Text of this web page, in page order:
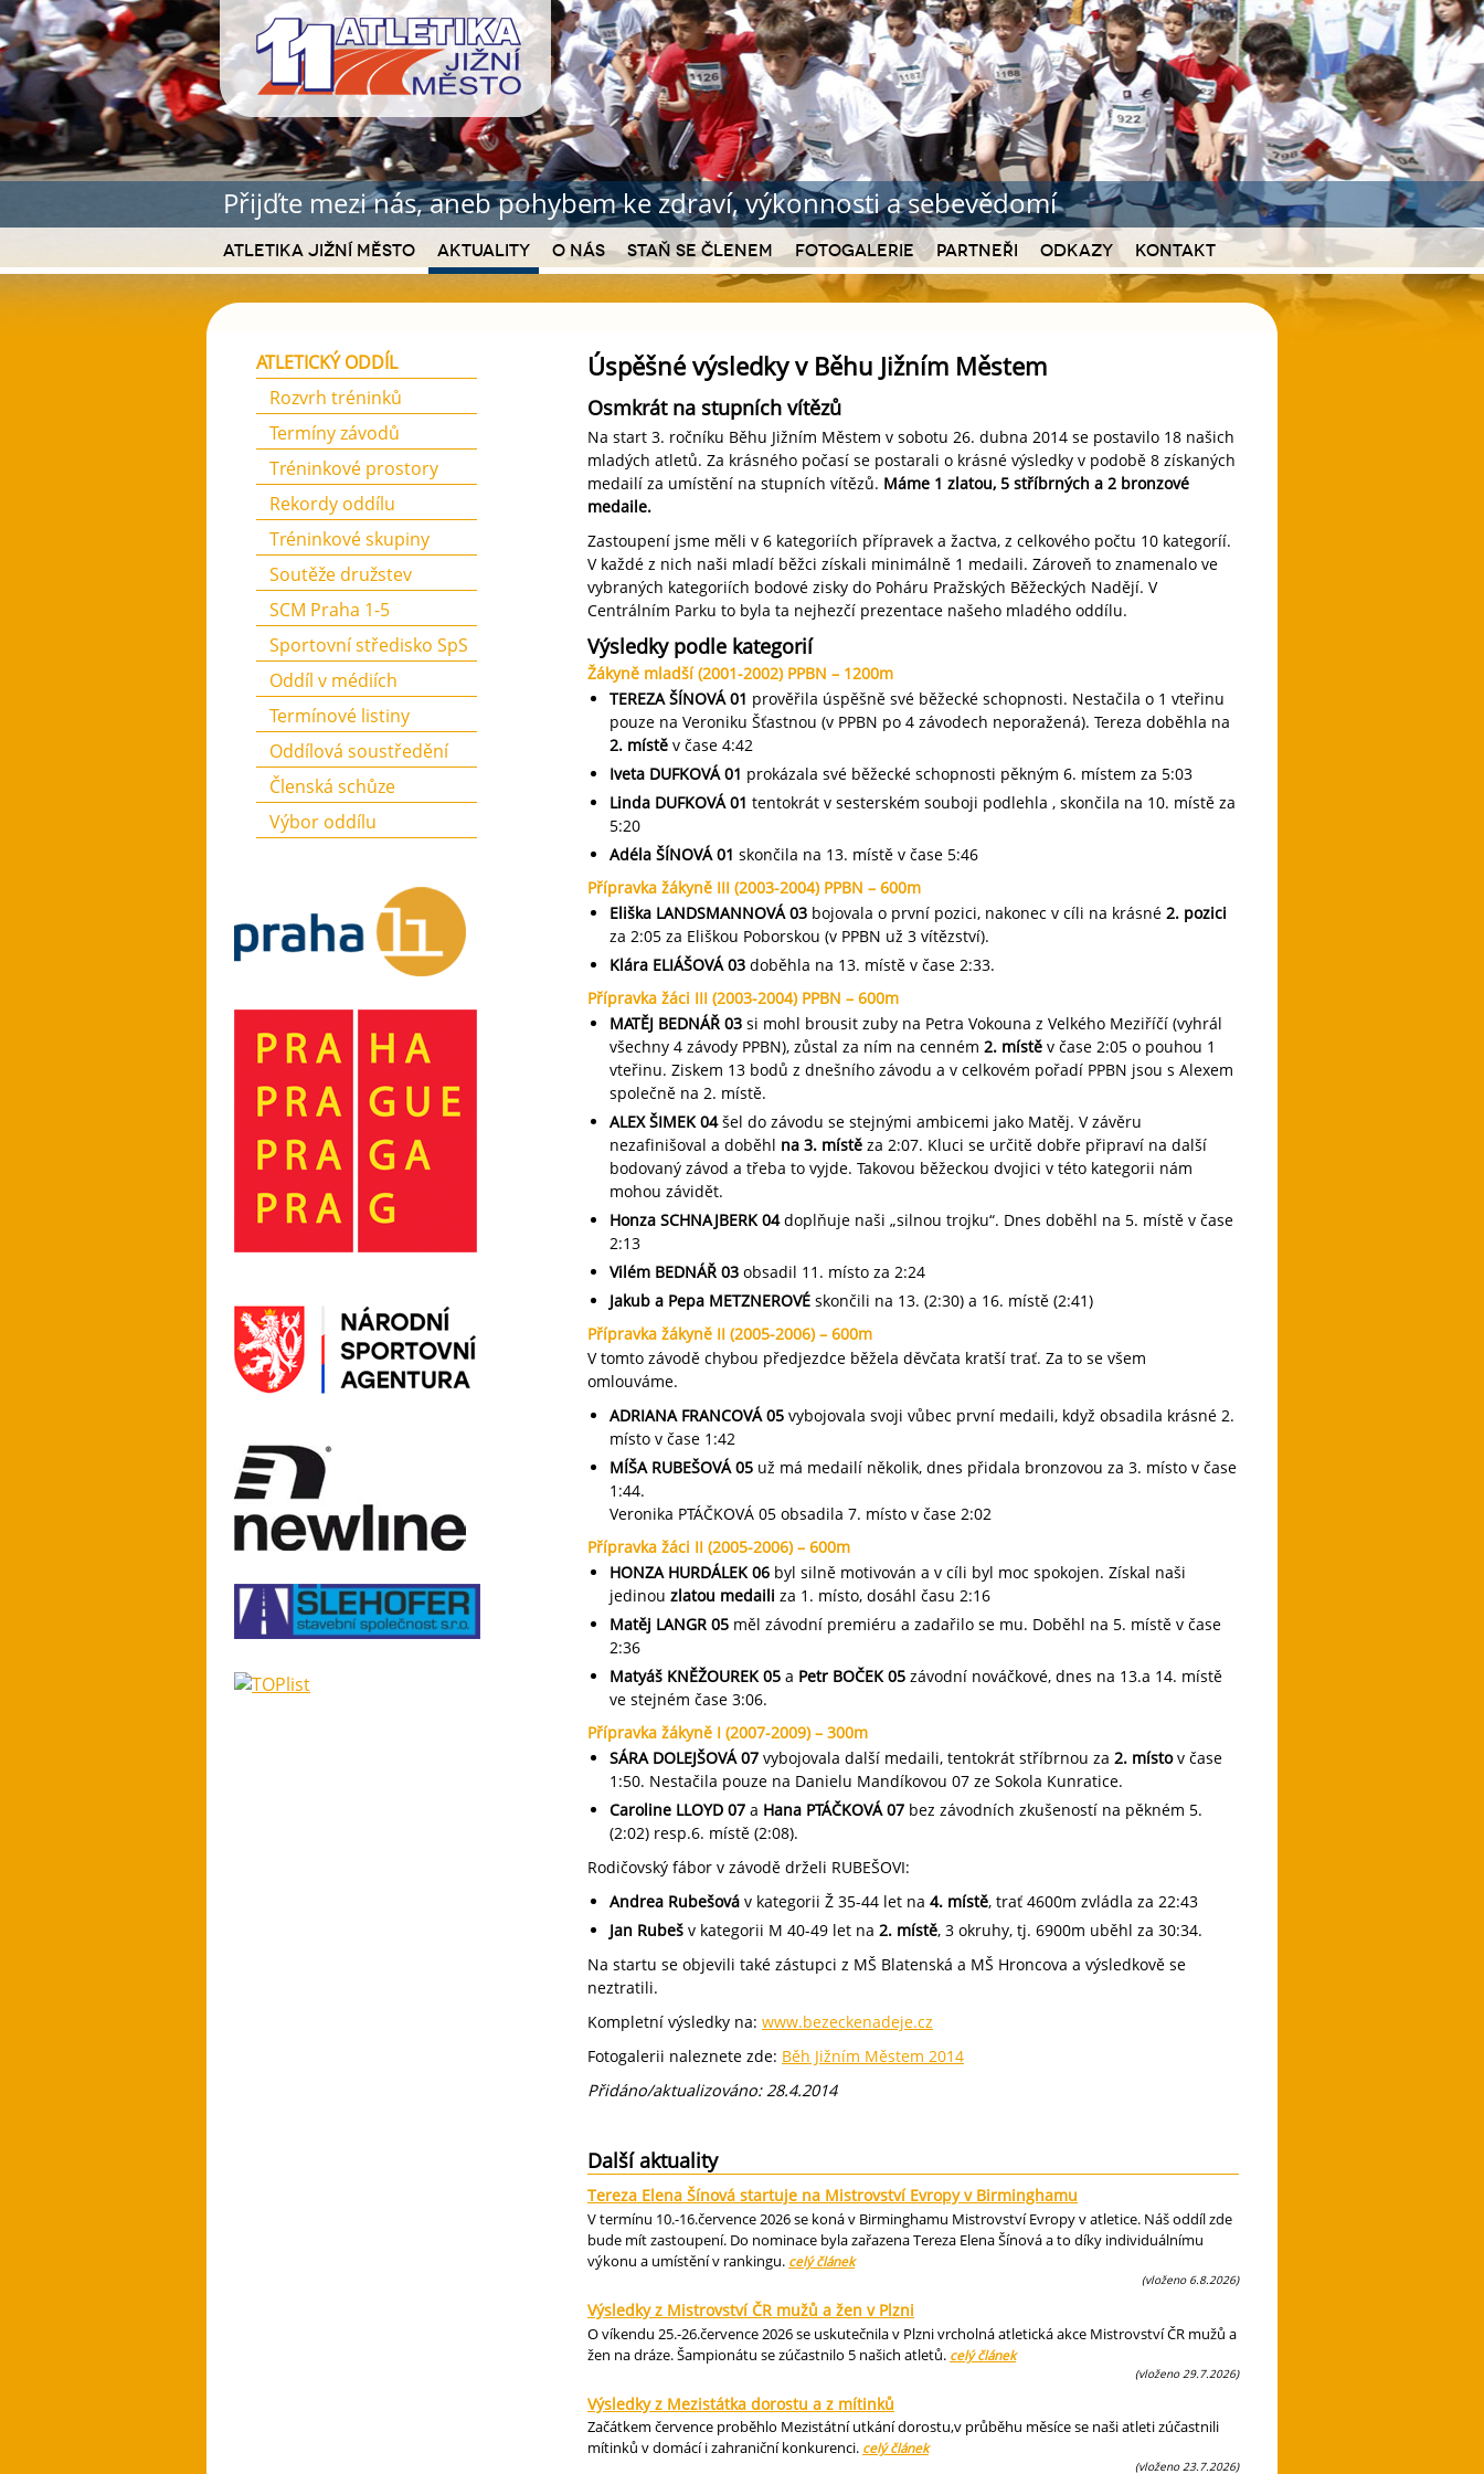
Přijďte mezi nás, aneb pohybem ke zdraví, výkonnosti a sebevědomí
Atletika Jižní Město Aktuality O nás Staň se členem Fotogalerie Partneři Odkazy Kontakt
Úspěšné výsledky v Běhu Jižním Městem
Osmkrát na stupních vítězů
Na start 3. ročníku Běhu Jižním Městem v sobotu 26. dubna 2014 se postavilo 18 našich
mladých atletů. Za krásného počasí se postarali o krásné výsledky v podobě 8 získaných
medailí za umístění na stupních vítězů. Máme 1 zlatou, 5 stříbrných a 2 bronzové
medaile.
Zastoupení jsme měli v 6 kategoriích přípravek a žactva, z celkového počtu 10 kategoríí.
V každé z nich naši mladí běžci získali minimálně 1 medaili. Zároveň to znamenalo ve
vybraných kategoriích bodové zisky do Poháru Pražských Běžeckých Nadějí. V
Centrálním Parku to byla ta nejhezčí prezentace našeho mladého oddílu.
Výsledky podle kategorií
Žákyně mladší (2001-2002) PPBN – 1200m
TEREZA ŠÍNOVÁ 01 prověřila úspěšně své běžecké schopnosti. Nestačila o 1 vteřinu
pouze na Veroniku Šťastnou (v PPBN po 4 závodech neporažená). Tereza doběhla na
2. místě v čase 4:42
Iveta DUFKOVÁ 01 prokázala své běžecké schopnosti pěkným 6. místem za 5:03
Linda DUFKOVÁ 01 tentokrát v sesterském souboji podlehla , skončila na 10. místě za
5:20
Adéla ŠÍNOVÁ 01 skončila na 13. místě v čase 5:46
Přípravka žákyně III (2003-2004) PPBN – 600m
Eliška LANDSMANNOVÁ 03 bojovala o první pozici, nakonec v cíli na krásné 2. pozici
za 2:05 za Eliškou Poborskou (v PPBN už 3 vítězství).
Klára ELIÁŠOVÁ 03 doběhla na 13. místě v čase 2:33.
Přípravka žáci III (2003-2004) PPBN – 600m
MATĚJ BEDNÁŘ 03 si mohl brousit zuby na Petra Vokouna z Velkého Meziříčí (vyhrál
všechny 4 závody PPBN), zůstal za ním na cenném 2. místě v čase 2:05 o pouhou 1
vteřinu. Ziskem 13 bodů z dnešního závodu a v celkovém pořadí PPBN jsou s Alexem
společně na 2. místě.
ALEX ŠIMEK 04šel do závodu se stejnými ambicemi jako Matěj. V závěru
nezafinišoval a doběhl na 3. místě za 2:07. Kluci se určitě dobře připraví na další
bodovaný závod a třeba to vyjde. Takovou běžeckou dvojici v této kategorii nám
mohou závidět.
Honza SCHNAJBERK 04doplňuje naši „silnou trojku“. Dnes doběhl na 5. místě v čase
2:13
Vilém BEDNÁŘ 03 obsadil 11. místo za 2:24
Jakub a Pepa METZNEROVÉ skončili na 13. (2:30) a 16. místě (2:41)
Přípravka žákyně II (2005-2006) – 600m
V tomto závodě chybou předjezdce běžela děvčata kratší trať. Za to se všem
omlouváme.
ADRIANA FRANCOVÁ 05 vybojovala svoji vůbec první medaili, když obsadila krásné 2.
místo v čase 1:42
MÍŠA RUBEŠOVÁ 05 už má medailí několik, dnes přidala bronzovou za 3. místo v čase
1:44.
Veronika PTÁČKOVÁ 05 obsadila 7. místo v čase 2:02
Přípravka žáci II (2005-2006) – 600m
HONZA HURDÁLEK 06 byl silně motivován a v cíli byl moc spokojen. Získal naši
jedinou zlatou medaili za 1. místo, dosáhl času 2:16
Matěj LANGR 05 měl závodní premiéru a zadařilo se mu. Doběhl na 5. místě v čase
2:36
Matyáš KNĚŽOUREK 05 a Petr BOČEK 05 závodní nováčkové, dnes na 13.a 14. místě
ve stejném čase 3:06.
Přípravka žákyně I (2007-2009) – 300m
SÁRA DOLEJŠOVÁ 07 vybojovala další medaili, tentokrát stříbrnou za 2. místov čase
1:50. Nestačila pouze na Danielu Mandíkovou 07 ze Sokola Kunratice.
Caroline LLOYD 07 a Hana PTÁČKOVÁ 07 bez závodních zkušeností na pěkném 5.
(2:02) resp.6. místě (2:08).
Rodičovský fábor v závodě drželi RUBEŠOVI:
Andrea Rubešová v kategorii Ž 35-44 let na 4. místě, trať 4600m zvládla za 22:43
Jan Rubeš v kategorii M 40-49 let na 2. místě, 3 okruhy, tj. 6900m uběhl za 30:34.
Na startu se objevili také zástupci z MŠ Blatenská a MŠ Hroncova a výsledkově se
neztratili.
Kompletní výsledky na: www.bezeckenadeje.cz
Fotogalerii naleznete zde: Běh Jižním Městem 2014
Přidáno/aktualizováno: 28.4.2014
Další aktuality
Tereza Elena Šínová startuje na Mistrovství Evropy v Birminghamu
V termínu 10.-16.července 2026 se koná v Birminghamu Mistrovství Evropy v atletice. Náš oddíl zde
bude mít zastoupení. Do nominace byla zařazena Tereza Elena Šínová a to díky individuálnímu
výkonu a umístění v rankingu. celý článek
(vloženo 6.8.2026)
Výsledky z Mistrovství ČR mužů a žen v Plzni
O víkendu 25.-26.července 2026 se uskutečnila v Plzni vrcholná atletická akce Mistrovství ČR mužů a
žen na dráze. Šampionátu se zúčastnilo 5 našich atletů. celý článek
(vloženo 29.7.2026)
Výsledky z Mezistátka dorostu a z mítinků
Začátkem července proběhlo Mezistátní utkání dorostu,v průběhu měsíce se naši atleti zúčastnili
mítinků v domácí i zahraniční konkurenci. celý článek
(vloženo 23.7.2026)
ATLETICKÝ ODDÍL
Rozvrh tréninků
Termíny závodů
Tréninkové prostory
Rekordy oddílu
Tréninkové skupiny
Soutěže družstev
SCM Praha 1-5
Sportovní středisko SpS
Oddíl v médiích
Termínové listiny
Oddílová soustředění
Členská schůze
Výbor oddílu